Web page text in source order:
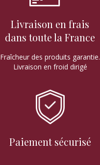
Livraison en frais
dans toute la France
Fraîcheur des produits garantie.
Livraison en froid dirigé
Paiement sécurisé